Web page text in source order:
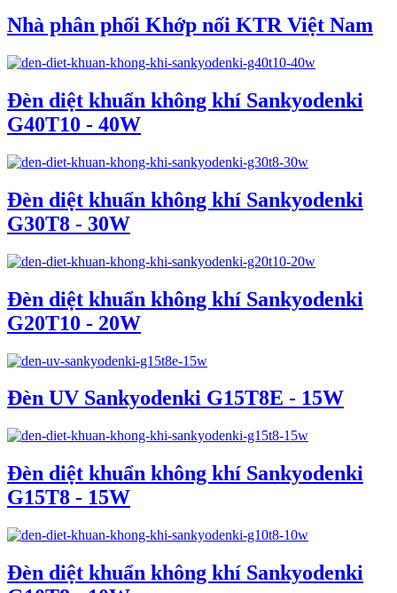
Nhà phân phối Khớp nối KTR Việt Nam
Đèn diệt khuẩn không khí Sankyodenki
G40T10 - 40W
Đèn diệt khuẩn không khí Sankyodenki
G30T8 - 30W
Đèn diệt khuẩn không khí Sankyodenki
G20T10 - 20W
Đèn UV Sankyodenki G15T8E - 15W
Đèn diệt khuẩn không khí Sankyodenki
G15T8 - 15W
Đèn diệt khuẩn không khí Sankyodenki